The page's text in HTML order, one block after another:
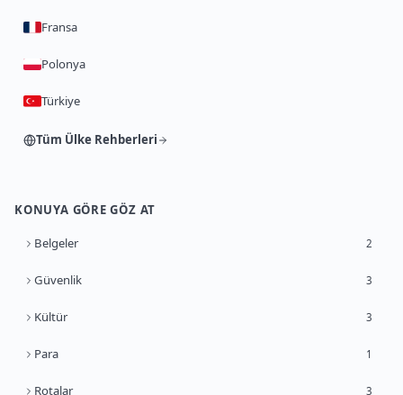
Fransa
Polonya
Türkiye
Tüm Ülke Rehberleri
KONUYA GÖRE GÖZ AT
Belgeler 2
Güvenlik 3
Kültür 3
Para 1
Rotalar 3